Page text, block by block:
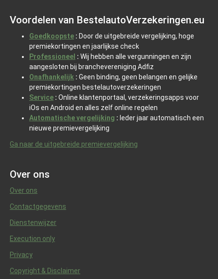
Voordelen van BestelautoVerzekeringen.eu
Goedkoopste : Door de uitgebreide vergelijking, hoge
premiekortingen en jaarlijkse check
Professioneel : Wij hebben alle vergunningen en zijn
aangesloten bij branchevereniging Adfiz
Onafhankelijk : Geen binding, geen belangen en gelijke
premiekortingen bestelautoverzekeringen
Service : Online klantenportaal, verzekeringsapps voor
iOs en Android en alles zelf online regelen
Automatische vergelijking : Ieder jaar automatisch een
nieuwe premievergelijking
Ga naar de uitgebreide premievergelijking
Over ons
Over ons
Contactgegevens
Dienstenwijzer
Execution only
Privacy
Copyright & Disclaimer